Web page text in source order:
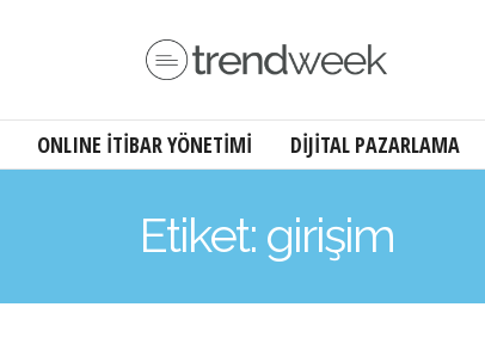
ONLINE İTİBAR YÖNETİMİ DİJİTAL PAZARLAMA
Etiket: girişim